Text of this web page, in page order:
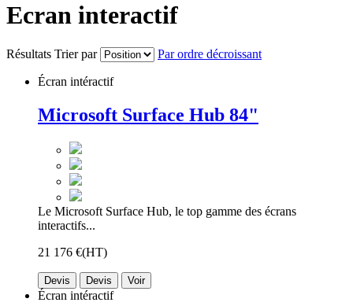
Ecran interactif
Résultats Trier par Par ordre décroissant
Écran intéractif
Microsoft Surface Hub 84"
Le Microsoft Surface Hub, le top gamme des écrans
interactifs...
21 176 €(HT)
Devis Devis Voir
Écran intéractif